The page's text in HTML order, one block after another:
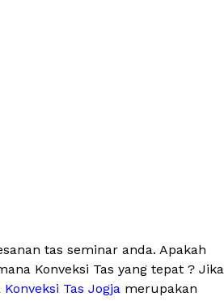
tas seminar anda. Apakah
Konveksi Tas yang tepat ? Jika
Konveksi Tas Jogja merupakan